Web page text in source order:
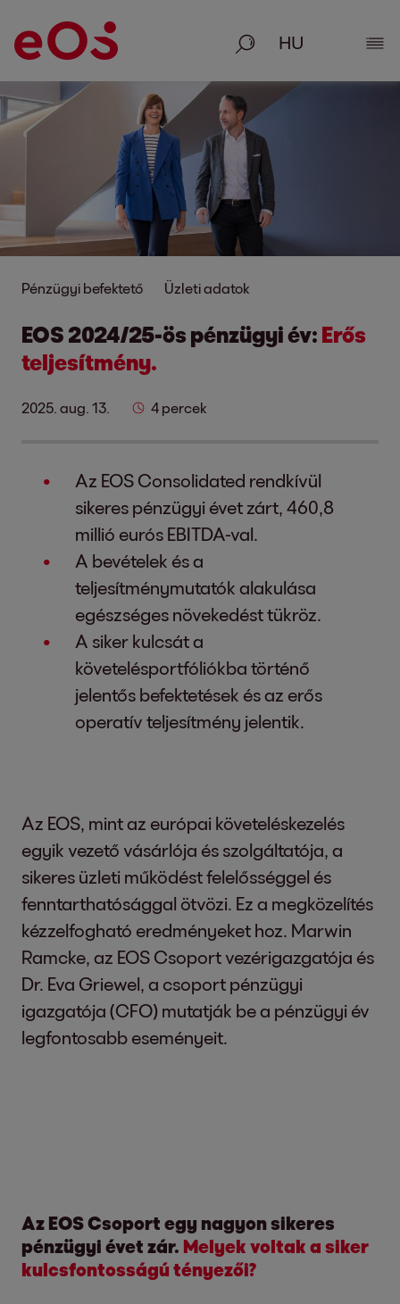
Keresés
Pénzügyi befektető Üzleti adatok
EOS 2024/25-ös pénzügyi év: Erős
teljesítmény.
2025. aug. 13. 4 percek
Az EOS Consolidated rendkívül
sikeres pénzügyi évet zárt, 460,8
millió eurós EBITDA-val.
A bevételek és a
teljesítménymutatók alakulása
egészséges növekedést tükröz.
A siker kulcsát a
követelésportfóliókba történő
jelentős befektetések és az erős
operatív teljesítmény jelentik.
Az EOS, mint az európai követeléskezelés
egyik vezető vásárlója és szolgáltatója, a
sikeres üzleti működést felelősséggel és
fenntarthatósággal ötvözi. Ez a megközelítés
kézzelfogható eredményeket hoz. Marwin
Ramcke, az EOS Csoport vezérigazgatója és
Dr. Eva Griewel, a csoport pénzügyi
igazgatója (CFO) mutatják be a pénzügyi év
legfontosabb eseményeit.
Az EOS Csoport egy nagyon sikeres
pénzügyi évet zár. Melyek voltak a siker
kulcsfontosságú tényezői?